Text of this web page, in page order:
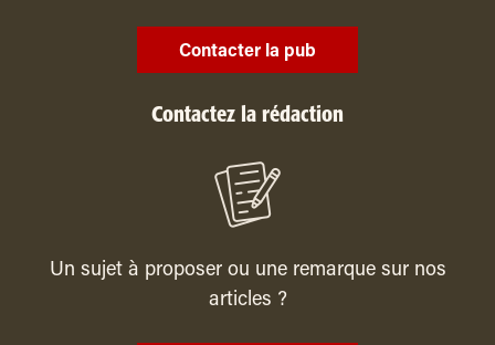
Contacter la pub
Contactez la rédaction
Un sujet à proposer ou une remarque sur nos
articles ?